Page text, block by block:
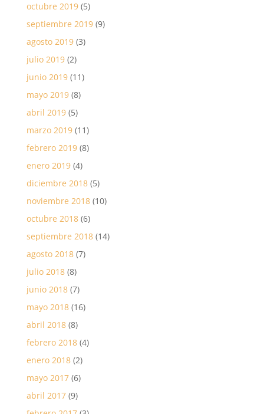
octubre 2019(5)
septiembre 2019(9)
agosto 2019(3)
julio 2019(2)
junio 2019(11)
mayo 2019(8)
abril 2019(5)
marzo 2019(11)
febrero 2019(8)
enero 2019(4)
diciembre 2018(5)
noviembre 2018(10)
octubre 2018(6)
septiembre 2018(14)
agosto 2018(7)
julio 2018(8)
junio 2018(7)
mayo 2018(16)
abril 2018(8)
febrero 2018(4)
enero 2018(2)
mayo 2017(6)
abril 2017(9)